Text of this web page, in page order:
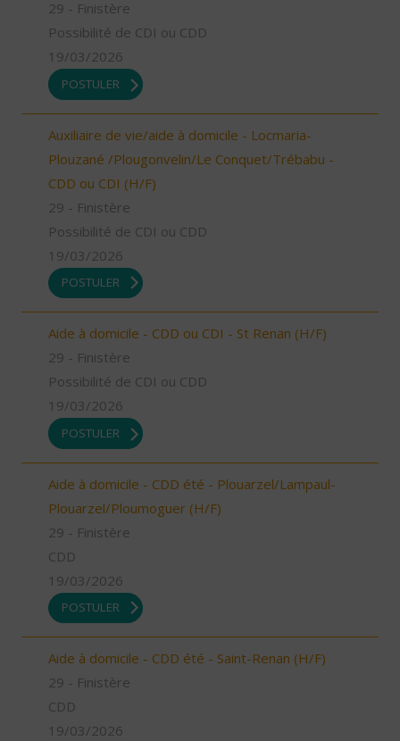
29 - Finistère
Possibilité de CDI ou CDD
19/03/2026
POSTULER
Auxiliaire de vie/aide à domicile - Locmaria-
Plouzané /Plougonvelin/Le Conquet/Trébabu -
CDD ou CDI (H/F)
29 - Finistère
Possibilité de CDI ou CDD
19/03/2026
POSTULER
Aide à domicile - CDD ou CDI - St Renan (H/F)
29 - Finistère
Possibilité de CDI ou CDD
19/03/2026
POSTULER
Aide à domicile - CDD été - Plouarzel/Lampaul-
Plouarzel/Ploumoguer (H/F)
29 - Finistère
CDD
19/03/2026
POSTULER
Aide à domicile - CDD été - Saint-Renan (H/F)
29 - Finistère
CDD
19/03/2026